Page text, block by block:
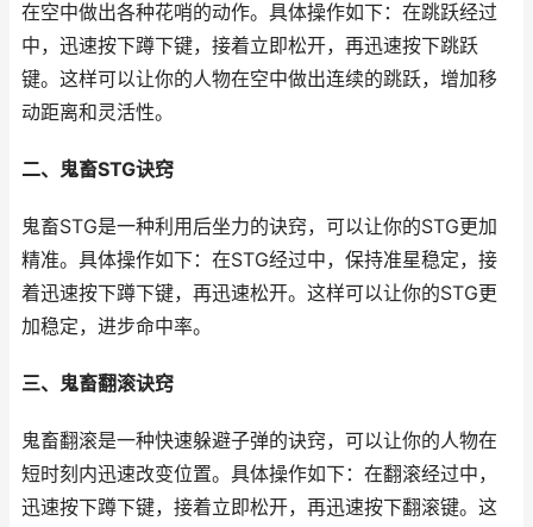
在空中做出各种花哨的动作。具体操作如下：在跳跃经过
中，迅速按下蹲下键，接着立即松开，再迅速按下跳跃
键。这样可以让你的人物在空中做出连续的跳跃，增加移
动距离和灵活性。
二、鬼畜STG诀窍
鬼畜STG是一种利用后坐力的诀窍，可以让你的STG更加
精准。具体操作如下：在STG经过中，保持准星稳定，接
着迅速按下蹲下键，再迅速松开。这样可以让你的STG更
加稳定，进步命中率。
三、鬼畜翻滚诀窍
鬼畜翻滚是一种快速躲避子弹的诀窍，可以让你的人物在
短时刻内迅速改变位置。具体操作如下：在翻滚经过中，
迅速按下蹲下键，接着立即松开，再迅速按下翻滚键。这